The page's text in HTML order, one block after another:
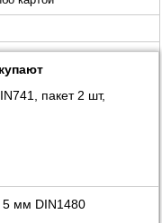
пакет 2 шт,
5 мм DIN1480